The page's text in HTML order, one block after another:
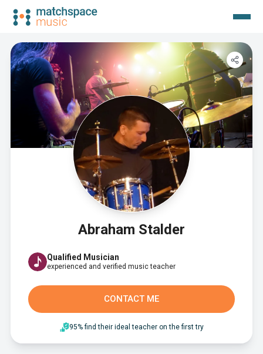
Abraham Stalder
Qualified Musician
experienced and verified music teacher
CONTACT ME
95% find their ideal teacher on the first try